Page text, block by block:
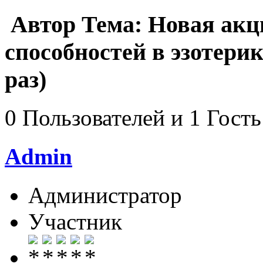
Автор Тема: Новая
способностей в
раз)
0 Пользователей и 1
Admin
Администратор
Участник